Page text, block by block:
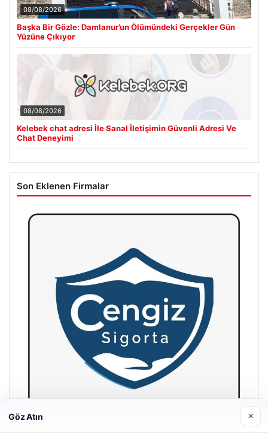
08/08/2026
Başka Bir Gözle: Damlanur’un Ölümündeki Gerçekler Gün
Yüzüne Çıkıyor
08/08/2026
Kelebek chat adresi İle Sanal İletişimin Güvenli Adresi Ve
Chat Deneyimi
Son Eklenen Firmalar
Göz Atın ×